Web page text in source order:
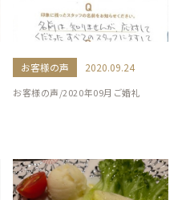
お客様の声 2020.09.24
お客様の声/2020年09月ご婚礼